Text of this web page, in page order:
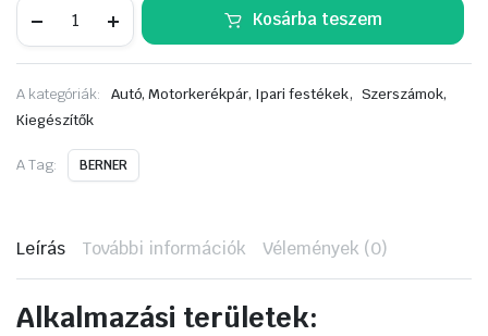
féktisztító
500ml.
1014949
mennyiség
Kosárba teszem
A kategóriák: Autó, Motorkerékpár, Ipari festékek, Szerszámok,
Kiegészítők
A Tag: BERNER
Leírás További információk Vélemények (0)
Alkalmazási területek: